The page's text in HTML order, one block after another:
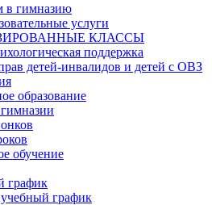
в гимназию
услуги
КЛАССЫ
поддержка
детей-инвалидов и детей с ОВЗ
образование
обучение
график
график